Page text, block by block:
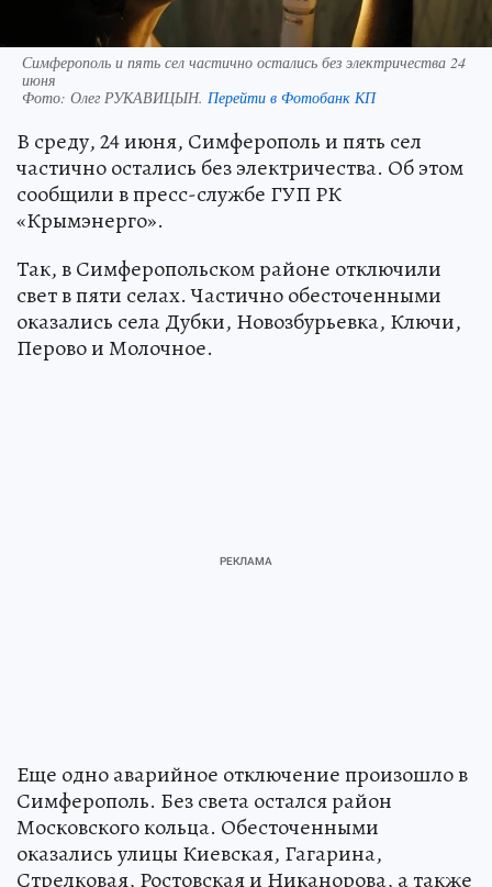
Симферополь и пять сел частично остались без электричества 24
июня
Фото: Олег РУКАВИЦЫН. Перейти в Фотобанк КП
В среду, 24 июня, Симферополь и пять сел
частично остались без электричества. Об этом
сообщили в пресс-службе ГУП РК
«Крымэнерго».
Так, в Симферопольском районе отключили
свет в пяти селах. Частично обесточенными
оказались села Дубки, Новозбурьевка, Ключи,
Перово и Молочное.
Еще одно аварийное отключение произошло в
Симферополь. Без света остался район
Московского кольца. Обесточенными
оказались улицы Киевская, Гагарина,
Стрелковая, Ростовская и Никанорова, а также